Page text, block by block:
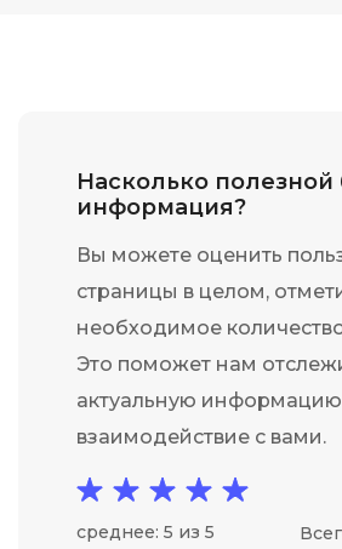
Насколько полезной
информация?
Вы можете оценить
страницы в целом,
необходимое
Это поможет нам
актуальную информацию
взаимодействие с вами.
среднее: 5 из 5